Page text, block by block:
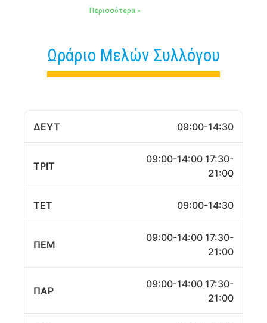
Ωράριο Μελών Συλλόγου
ΔΕΥΤ 09:00-14:30
ΤΡΙΤ
09:00-14:00 17:30-
21:00
ΤΕΤ 09:00-14:30
ΠΕΜ
09:00-14:00 17:30-
21:00
ΠΑΡ
09:00-14:00 17:30-
21:00
Περισσότερα »